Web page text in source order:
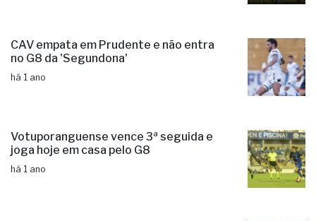
CAV empata em Prudente e não entra
no G8 da 'Segundona'
há 1 ano
Votuporanguense vence 3ª seguida e
joga hoje em casa pelo G8
há 1 ano